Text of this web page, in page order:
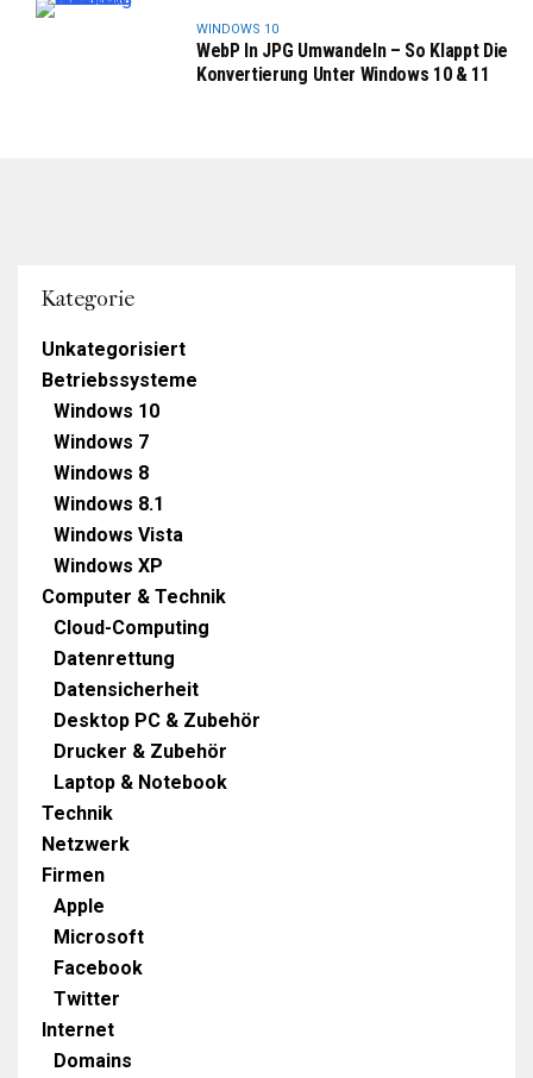
WINDOWS 10
WebP In JPG Umwandeln – So Klappt Die
Konvertierung Unter Windows 10 & 11
Kategorie
Unkategorisiert
Betriebssysteme
Windows 10
Windows 7
Windows 8
Windows 8.1
Windows Vista
Windows XP
Computer & Technik
Cloud-Computing
Datenrettung
Datensicherheit
Desktop PC & Zubehör
Drucker & Zubehör
Laptop & Notebook
Technik
Netzwerk
Firmen
Apple
Microsoft
Facebook
Twitter
Internet
Domains